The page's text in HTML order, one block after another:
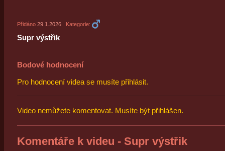
Přidáno 29.1.2026 Kategorie:
Supr výstřik
Bodové hodnocení
Pro hodnocení videa se musíte přihlásit.
Video nemůžete komentovat. Musíte být přihlášen.
Komentáře k videu - Supr výstřik